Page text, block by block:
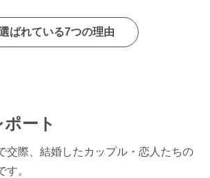
ばれている7つの理由
ート
交際、結婚したカップル・恋人たちの
す。